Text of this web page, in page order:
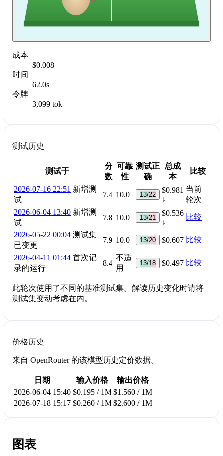
成本
$0.008
时间
62.0s
令牌
3,099 tok
测试历史
测试于
分
数
可靠
性
测试正
确
总成
本
比较
2026-07-16 22:51 新增测
试
7.4 10.0 13/22
$0.981
↓
当前
轮次
2026-06-04 13:40 新增测
试
7.8 10.0 13/21
$0.536
↓
比较
2026-05-22 00:04 测试集
已变更
7.9 10.0 13/20 $0.607 比较
2026-04-11 01:44 首次记
录的运行
8.4
不适
用
13/18 $0.497 比较
此轮次使用了不同的基准测试集。解读历史变化时请将
测试集变动考虑在内。
价格历史
来自 OpenRouter 的该模型历史定价数据。
日期 输入价格
输出价格
2026-06-04 15:40 $0.195 / 1M $1.560 / 1M
2026-07-18 15:17 $0.260 / 1M $2.600 / 1M
图表